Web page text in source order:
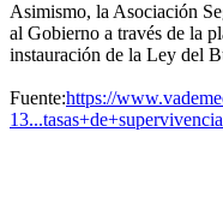
Asimismo, la Asociación
al Gobierno a través de la
instauración de la Ley del
Fuente:https://